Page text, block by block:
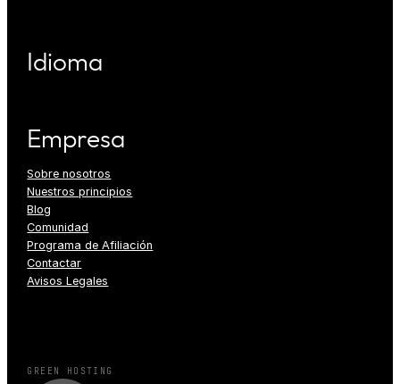
Idioma
Empresa
Sobre nosotros
Nuestros principios
Blog
Comunidad
Programa de Afiliación
Contactar
Avisos Legales
GREEN HOSTING